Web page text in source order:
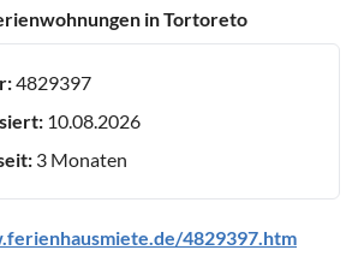
in Tortoreto
4829397
10.08.2026
3 Monaten
4829397.htm